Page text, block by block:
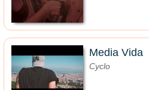
Media Vida
Cyclo